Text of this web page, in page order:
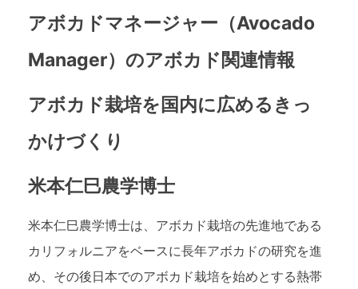
アボカドマネージャー（Avocado
Manager）のアボカド関連情報
アボカド栽培を国内に広めるきっ
かけづくり
米本仁巳農学博士
米本仁巳農学博士は、アボカド栽培の先進地である
カリフォルニアをベースに長年アボカドの研究を進
め、その後日本でのアボカド栽培を始めとする熱帯